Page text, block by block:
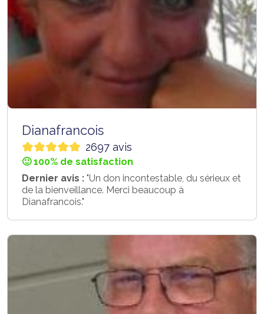
Dianafrancois
2697 avis
🙂 100% de satisfaction
Dernier avis : "Un don incontestable, du sérieux et
de la bienveillance. Merci beaucoup à
Dianafrancois."